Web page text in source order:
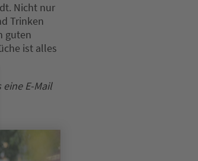
Nicht nur
Trinken
guten
ist alles
E-Mail